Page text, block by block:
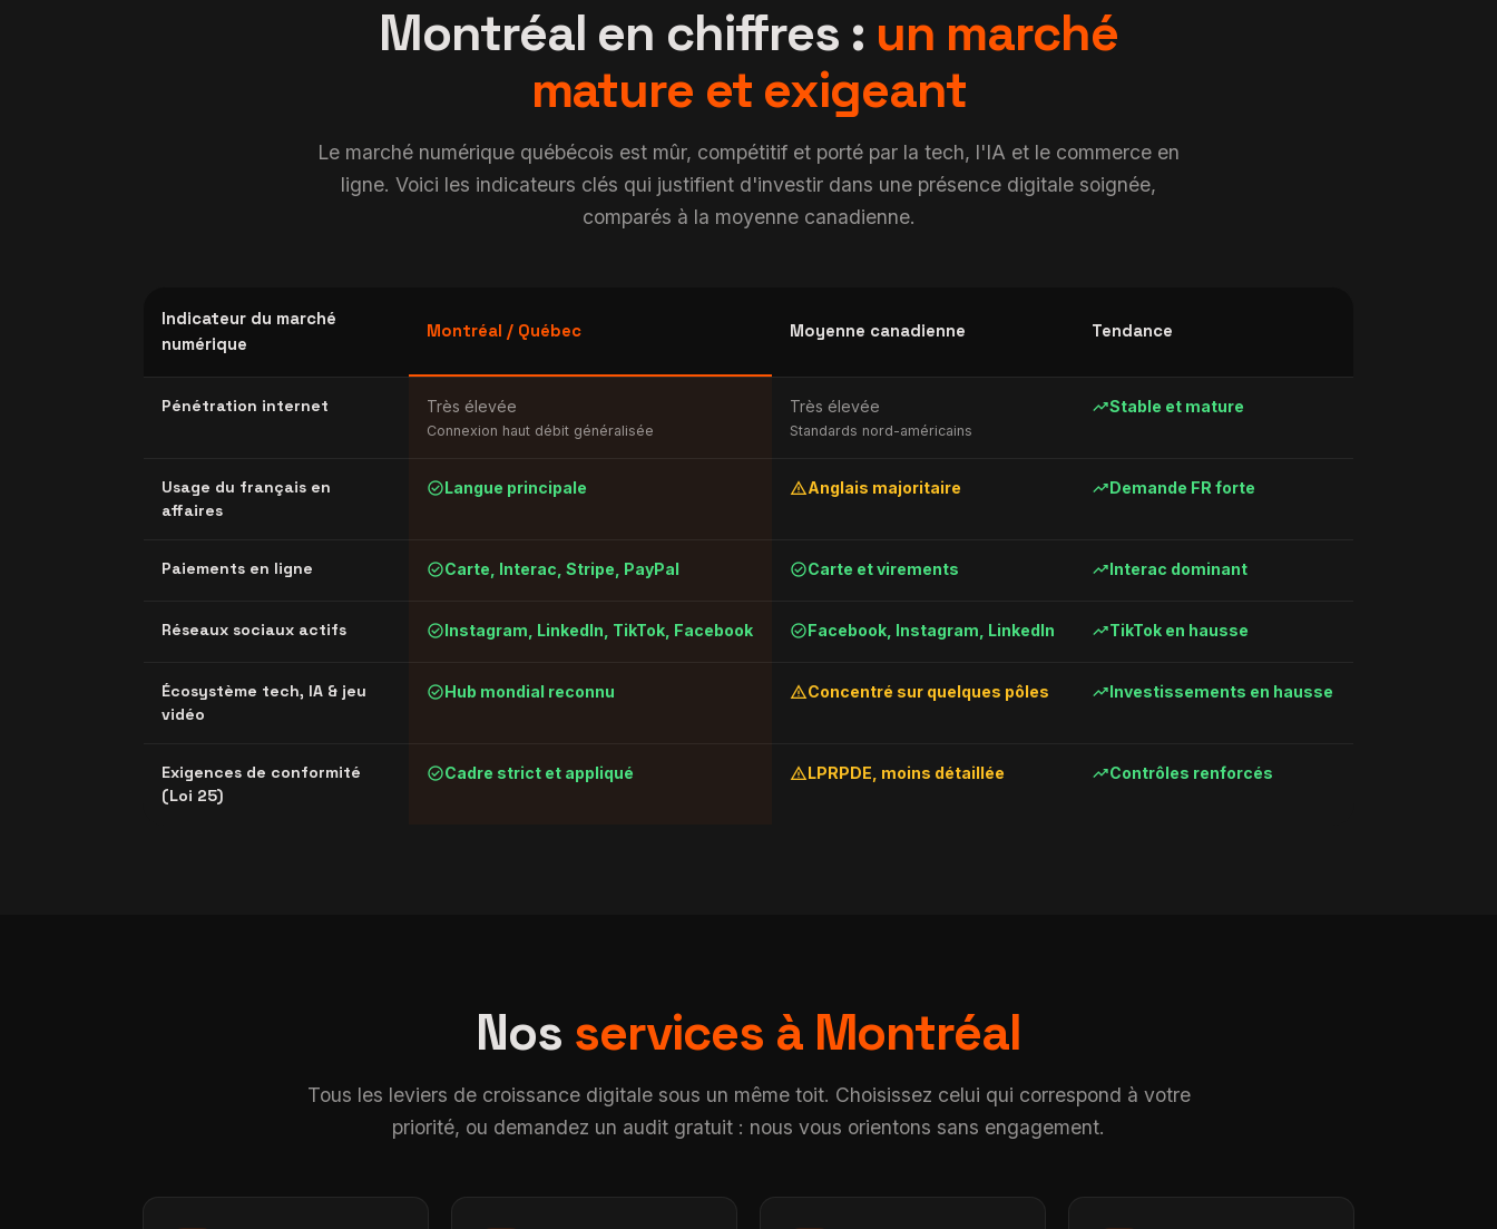
Montréal en chiffres : un marché
mature et exigeant
Le marché numérique québécois est mûr, compétitif et porté par la tech, l'IA et le commerce en
ligne. Voici les indicateurs clés qui justifient d'investir dans une présence digitale soignée,
comparés à la moyenne canadienne.
Indicateur du marché
numérique
Montréal / Québec Moyenne canadienne Tendance
Pénétration internet Très élevée
Connexion haut débit généralisée
Très élevée
Standards nord-américains
trending_upStable et mature
Usage du français en
affaires
check_circleLangue principale warningAnglais majoritaire trending_upDemande FR forte
Paiements en ligne check_circleCarte, Interac, Stripe, PayPal check_circleCarte et virements trending_upInterac dominant
Réseaux sociaux actifs check_circleInstagram, LinkedIn, TikTok, Facebook check_circleFacebook, Instagram, LinkedIn trending_upTikTok en hausse
Écosystème tech, IA & jeu
vidéo
check_circleHub mondial reconnu warningConcentré sur quelques pôles trending_upInvestissements en hausse
Exigences de conformité
(Loi 25)
check_circleCadre strict et appliqué warningLPRPDE, moins détaillée trending_upContrôles renforcés
Nos services à Montréal
Tous les leviers de croissance digitale sous un même toit. Choisissez celui qui correspond à votre
priorité, ou demandez un audit gratuit : nous vous orientons sans engagement.